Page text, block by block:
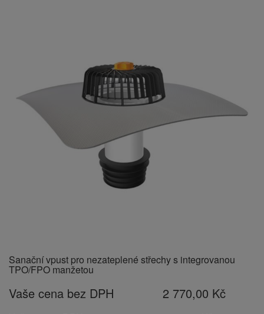
Sanační vpust pro nezateplené střechy s integrovanou
TPO/FPO manžetou
Vaše cena bez DPH 2 770,00 Kč